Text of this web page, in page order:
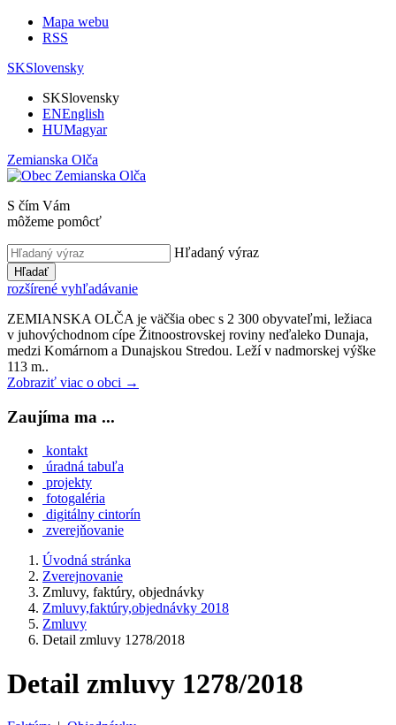
Mapa webu
RSS
SKSlovensky
SKSlovensky
ENEnglish
HUMagyar
Zemianska Olča
S čím Vám
môžeme pomôcť
Hľadaný výraz
Hľadať
rozšírené vyhľadávanie
ZEMIANSKA OLČA je väčšia obec s 2 300 obyvateľmi, ležiaca
v juhovýchodnom cípe Žitnoostrovskej roviny neďaleko Dunaja,
medzi Komárnom a Dunajskou Stredou. Leží v nadmorskej výške
113 m..
Zobraziť viac o obci →
Zaujíma ma ...
kontakt
úradná tabuľa
projekty
fotogaléria
digitálny cintorín
zverejňovanie
Úvodná stránka
Zverejnovanie
Zmluvy, faktúry, objednávky
Zmluvy,faktúry,objednávky 2018
Zmluvy
Detail zmluvy 1278/2018
Detail zmluvy 1278/2018